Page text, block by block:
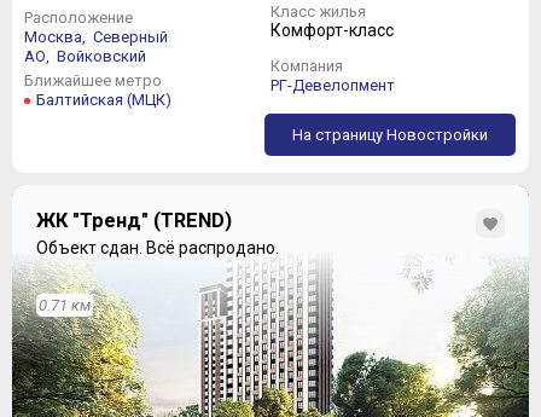
Расположение
Москва,
Северный
АО,
Войковский
Ближайшее метро
Балтийская (МЦК)
Класс жилья
Комфорт-класс
Компания
РГ-Девелопмент
На страницу Новостройки
ЖК "Тренд" (TREND)
Объект сдан. Всё распродано.
0.71 км